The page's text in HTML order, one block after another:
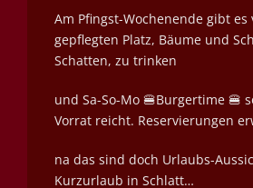
Am Pfingst-Wochenende gibt es
gepflegten Platz, Bäume und
Schatten, zu trinken
und Sa-So-Mo 🍔Burgertime 🍔
Vorrat reicht. Reservierungen
na das sind doch Urlaubs-
Kurzurlaub in Schlatt…